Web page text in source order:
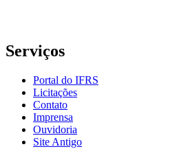
Serviços
Portal do IFRS
Licitações
Contato
Imprensa
Ouvidoria
Site Antigo